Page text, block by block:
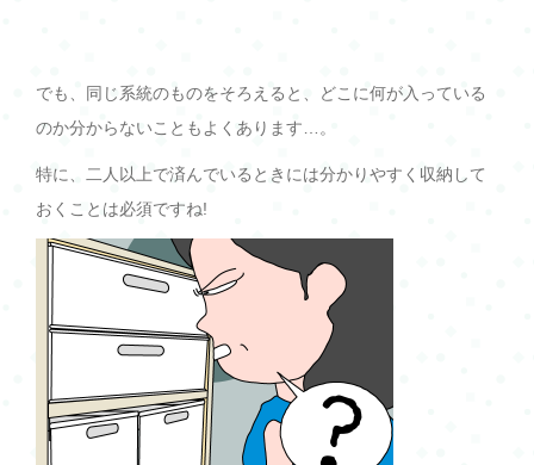
でも、同じ系統のものをそろえると、どこに何が入っている
のか分からないこともよくあります…。
特に、二人以上で済んでいるときには分かりやすく収納して
おくことは必須ですね!